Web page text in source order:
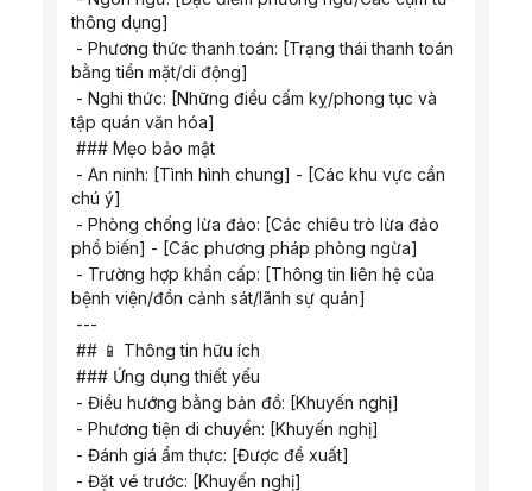
thông dụng]
bằng tiền mặt/di động]
tập quán văn hóa]
### Mẹo bảo mật
chú ý]
phổ biến] - [Các phương pháp phòng ngừa]
bệnh viện/đồn cảnh sát/lãnh sự quán]
---
## 📱 Thông tin hữu ích
### Ứng dụng thiết yếu
- Điều hướng bằng bản đồ: [Khuyến nghị]
- Phương tiện di chuyển: [Khuyến nghị]
- Đánh giá ẩm thực: [Được đề xuất]
- Đặt vé trước: [Khuyến nghị]